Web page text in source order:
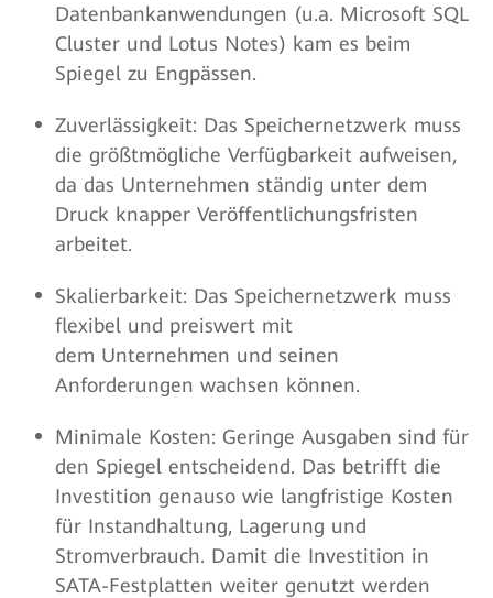
Datenbankanwendungen (u.a. Microsoft SQL
Cluster und Lotus Notes) kam es beim
Spiegel zu Engpässen.
Zuverlässigkeit: Das Speichernetzwerk muss
die größtmögliche Verfügbarkeit aufweisen,
da das Unternehmen ständig unter dem
Druck knapper Veröffentlichungsfristen
arbeitet.
Skalierbarkeit: Das Speichernetzwerk muss
flexibel und preiswert mit
dem Unternehmen und seinen
Anforderungen wachsen können.
Minimale Kosten: Geringe Ausgaben sind für
den Spiegel entscheidend. Das betrifft die
Investition genauso wie langfristige Kosten
für Instandhaltung, Lagerung und
Stromverbrauch. Damit die Investition in
SATA-Festplatten weiter genutzt werden